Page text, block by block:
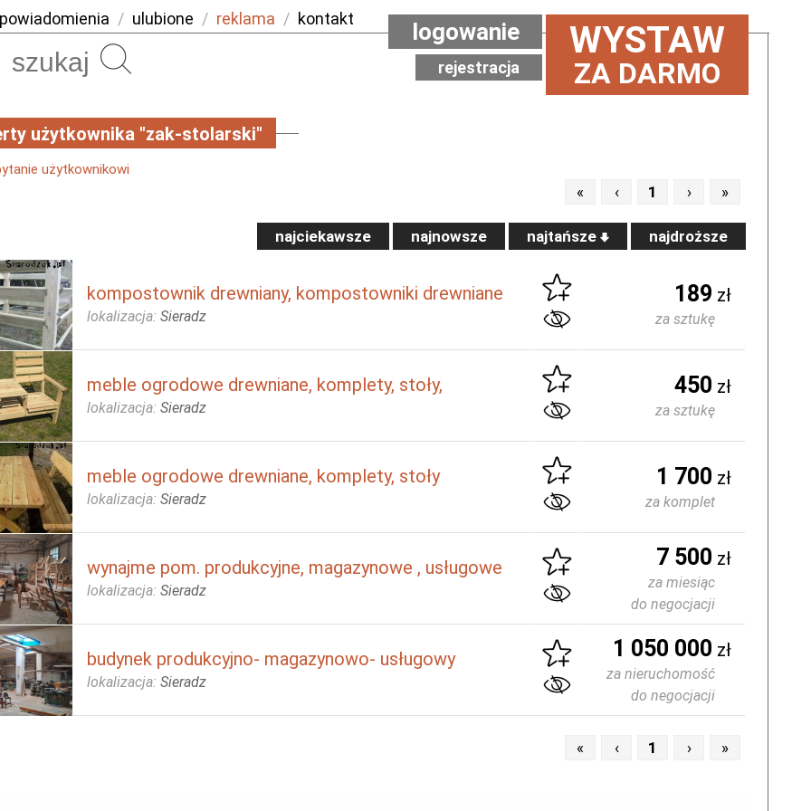
powiadomienia / ulubione / reklama / kontakt WYSTAW
ZA DARMO
logowanie
rejestracja
użytkownika "zak-stolarski"
użytkownikowi
« ‹ 1 › »
najciekawsze najnowsze najtańsze najdroższe
kompostownik drewniany, kompostowniki drewniane
lokalizacja: Sieradz
189 zł
za sztukę
meble ogrodowe drewniane, komplety, stoły,
lokalizacja: Sieradz
450 zł
za sztukę
meble ogrodowe drewniane, komplety, stoły
lokalizacja: Sieradz
1 700 zł
za komplet
wynajme pom. produkcyjne, magazynowe , usługowe
lokalizacja: Sieradz
7 500 zł
za miesiąc
do negocjacji
budynek produkcyjno- magazynowo- usługowy
lokalizacja: Sieradz
1 050 000 zł
za nieruchomość
do negocjacji
« ‹ 1 › »